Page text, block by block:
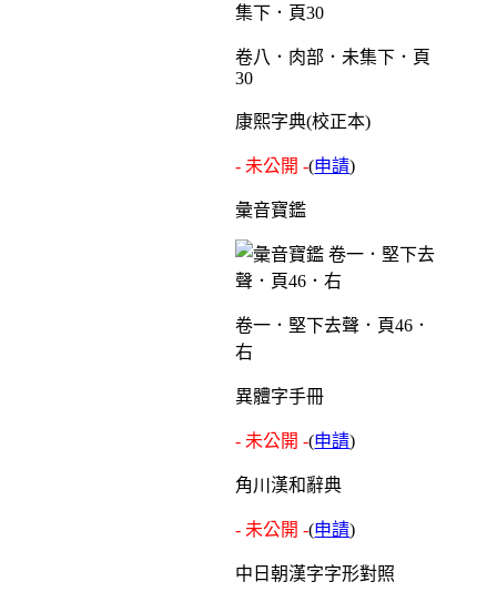
卷八．肉部．未集下．頁
30
康熙字典(校正本)
- 未公開 -(申請)
彙音寶鑑
卷一．堅下去聲．頁46．
右
異體字手冊
- 未公開 -(申請)
角川漢和辭典
- 未公開 -(申請)
中日朝漢字字形對照